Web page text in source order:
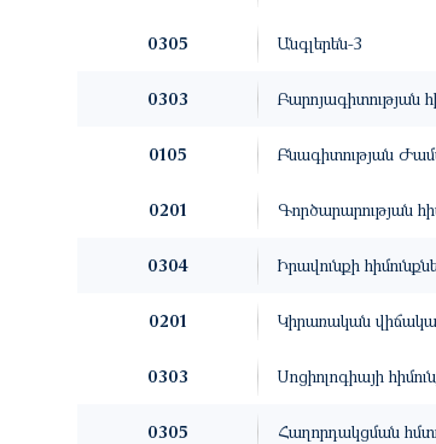
0305 Անգլերեն-3
0303 Բարոյագիտության
0105 Բնագիտության
0201 Գործարարության
0304 Իրավունքի
0201 Կիրառական
0303 Սոցիոլոգիայի
0305 Հաղորդակցման